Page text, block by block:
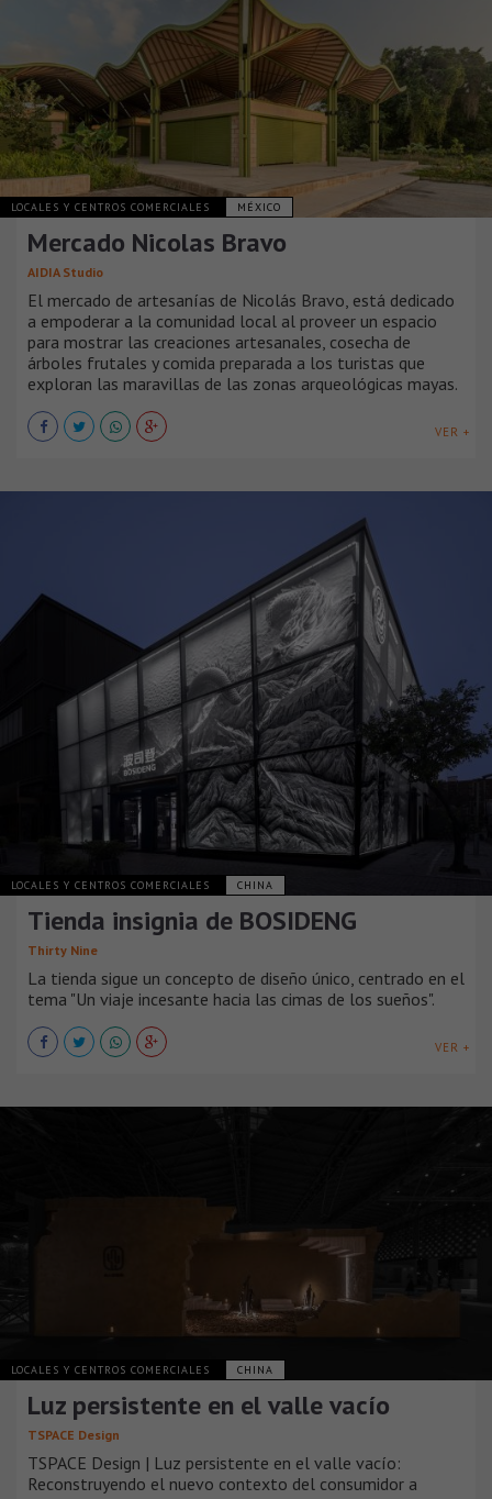
LOCALES Y CENTROS COMERCIALES MÉXICO
Mercado Nicolas Bravo
AIDIA Studio
El mercado de artesanías de Nicolás Bravo, está dedicado
a empoderar a la comunidad local al proveer un espacio
para mostrar las creaciones artesanales, cosecha de
árboles frutales y comida preparada a los turistas que
exploran las maravillas de las zonas arqueológicas mayas.
VER +
LOCALES Y CENTROS COMERCIALES CHINA
Tienda insignia de BOSIDENG
Thirty Nine
La tienda sigue un concepto de diseño único, centrado en el
tema "Un viaje incesante hacia las cimas de los sueños".
VER +
LOCALES Y CENTROS COMERCIALES CHINA
Luz persistente en el valle vacío
TSPACE Design
TSPACE Design | Luz persistente en el valle vacío:
Reconstruyendo el nuevo contexto del consumidor a